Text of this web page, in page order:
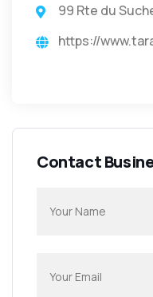
99 Rte du
https://
Contact